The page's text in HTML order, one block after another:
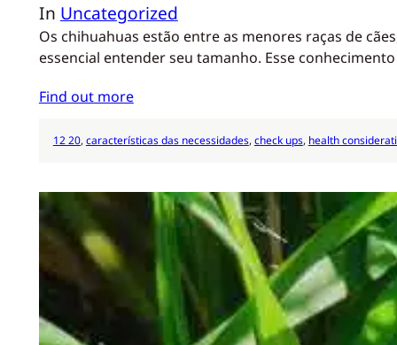
In Uncategorized
Os chihuahuas estão entre as menores raças de
essencial entender seu tamanho. Esse
Find out more
12 20, características das necessidades, check ups, health